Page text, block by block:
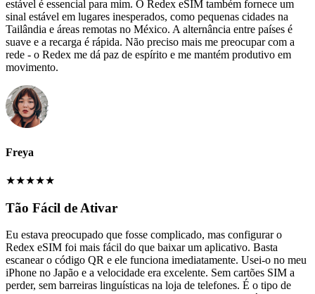
estável é essencial para mim. O Redex eSIM também fornece um
sinal estável em lugares inesperados, como pequenas cidades na
Tailândia e áreas remotas no México. A alternância entre países é
suave e a recarga é rápida. Não preciso mais me preocupar com a
rede - o Redex me dá paz de espírito e me mantém produtivo em
movimento.
Freya
★★★★★
Tão Fácil de Ativar
Eu estava preocupado que fosse complicado, mas configurar o
Redex eSIM foi mais fácil do que baixar um aplicativo. Basta
escanear o código QR e ele funciona imediatamente. Usei-o no meu
iPhone no Japão e a velocidade era excelente. Sem cartões SIM a
perder, sem barreiras linguísticas na loja de telefones. É o tipo de